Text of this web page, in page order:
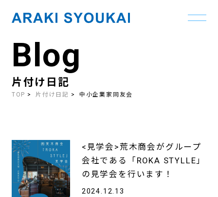
contentBlog
片付け日記
TOP 片付け日記 中小企業家同友会
<見学会>荒木商会がグループ
会社である「ROKA STYLLE」
の見学会を行います！
2024.12.13